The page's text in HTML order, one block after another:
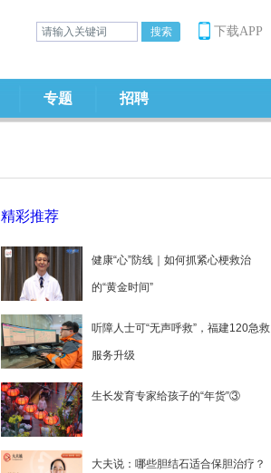
下载APP
专题 招聘
精彩推荐
健康“心”防线｜如何抓紧心梗救治
的“黄金时间”
听障人士可“无声呼救”，福建120急救
服务升级
生长发育专家给孩子的“年货”③
大夫说：哪些胆结石适合保胆治疗？